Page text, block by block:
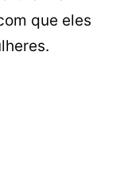
que eles